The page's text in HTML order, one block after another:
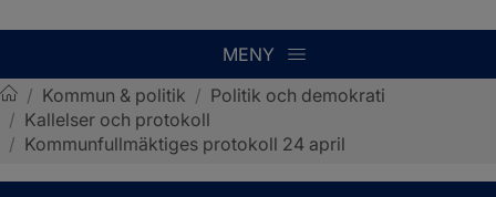
MENY
Sotenäs kommun
/ Kommun & politik / Politik och demokrati
/ Kallelser och protokoll
/ Kommunfullmäktiges protokoll 24 april